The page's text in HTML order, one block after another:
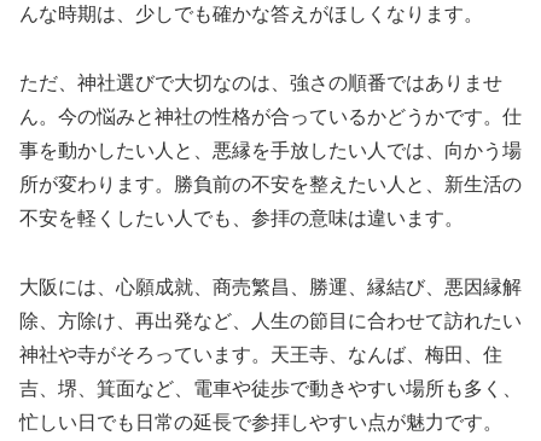
んな時期は、少しでも確かな答えがほしくなります。
ただ、神社選びで大切なのは、強さの順番ではありませ
ん。今の悩みと神社の性格が合っているかどうかです。仕
事を動かしたい人と、悪縁を手放したい人では、向かう場
所が変わります。勝負前の不安を整えたい人と、新生活の
不安を軽くしたい人でも、参拝の意味は違います。
大阪には、心願成就、商売繁昌、勝運、縁結び、悪因縁解
除、方除け、再出発など、人生の節目に合わせて訪れたい
神社や寺がそろっています。天王寺、なんば、梅田、住
吉、堺、箕面など、電車や徒歩で動きやすい場所も多く、
忙しい日でも日常の延長で参拝しやすい点が魅力です。